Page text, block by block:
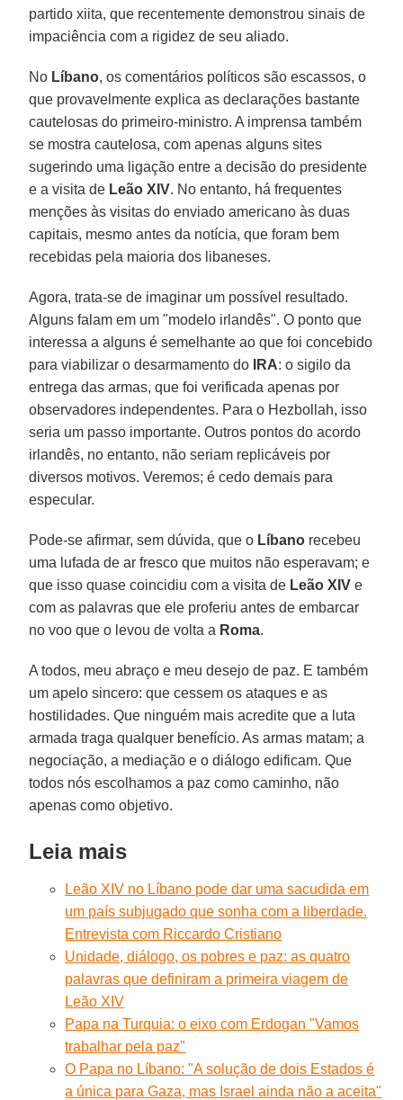
partido xiita, que recentemente demonstrou sinais de
impaciência com a rigidez de seu aliado.
No Líbano, os comentários políticos são escassos, o
que provavelmente explica as declarações bastante
cautelosas do primeiro-ministro. A imprensa também
se mostra cautelosa, com apenas alguns sites
sugerindo uma ligação entre a decisão do presidente
e a visita de Leão XIV. No entanto, há frequentes
menções às visitas do enviado americano às duas
capitais, mesmo antes da notícia, que foram bem
recebidas pela maioria dos libaneses.
Agora, trata-se de imaginar um possível resultado.
Alguns falam em um "modelo irlandês". O ponto que
interessa a alguns é semelhante ao que foi concebido
para viabilizar o desarmamento do
IRA: o sigilo da
entrega das armas, que foi verificada apenas por
observadores independentes. Para o Hezbollah, isso
seria um passo importante. Outros pontos do acordo
irlandês, no entanto, não seriam replicáveis ​​por
diversos motivos. Veremos; é cedo demais para
especular.
Pode-se afirmar, sem dúvida, que o Líbano recebeu
uma lufada de ar fresco que muitos não esperavam; e
que isso quase coincidiu com a visita de Leão XIV e
com as palavras que ele proferiu antes de embarcar
no voo que o levou de volta a Roma.
A todos, meu abraço e meu desejo de paz. E também
um apelo sincero: que cessem os ataques e as
hostilidades. Que ninguém mais acredite que a luta
armada traga qualquer benefício. As armas matam; a
negociação, a mediação e o diálogo edificam. Que
todos nós escolhamos a paz como caminho, não
apenas como objetivo.
Leia mais
Leão XIV no Líbano pode dar uma sacudida em
um país subjugado que sonha com a liberdade.
Entrevista com Riccardo Cristiano
Unidade, diálogo, os pobres e paz: as quatro
palavras que definiram a primeira viagem de
Leão XIV
Papa na Turquia: o eixo com Erdogan "Vamos
trabalhar pela paz"
O Papa no Líbano: "A solução de dois Estados é
a única para Gaza, mas Israel ainda não a aceita"